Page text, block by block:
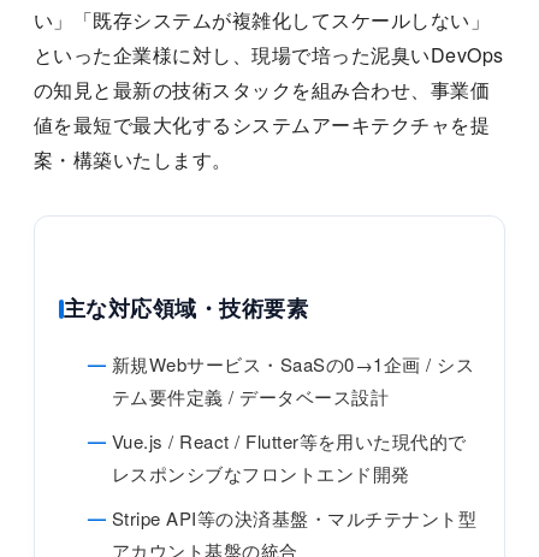
い」「既存システムが複雑化してスケールしない」
といった企業様に対し、現場で培った泥臭いDevOps
の知見と最新の技術スタックを組み合わせ、事業価
値を最短で最大化するシステムアーキテクチャを提
案・構築いたします。
主な対応領域・技術要素
新規Webサービス・SaaSの0→1企画 / シス
テム要件定義 / データベース設計
Vue.js / React / Flutter等を用いた現代的で
レスポンシブなフロントエンド開発
Stripe API等の決済基盤・マルチテナント型
アカウント基盤の統合